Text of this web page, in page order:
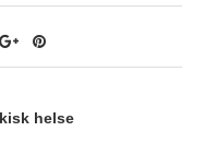
helse